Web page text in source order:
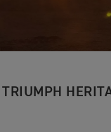
TRIUMPH